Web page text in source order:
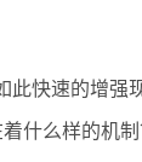
此快速的增强
什么样的机